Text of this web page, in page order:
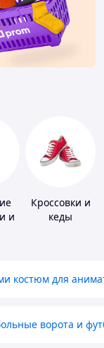
и
Кроссовки и
кеды
костюм для
ворота и